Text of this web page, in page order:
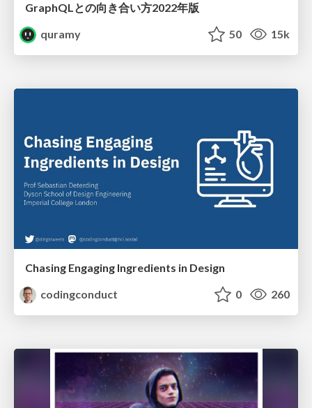
GraphQLとの向き合い方2022年版
quramy
50 15k
Chasing Engaging Ingredients in Design
codingconduct
0 260